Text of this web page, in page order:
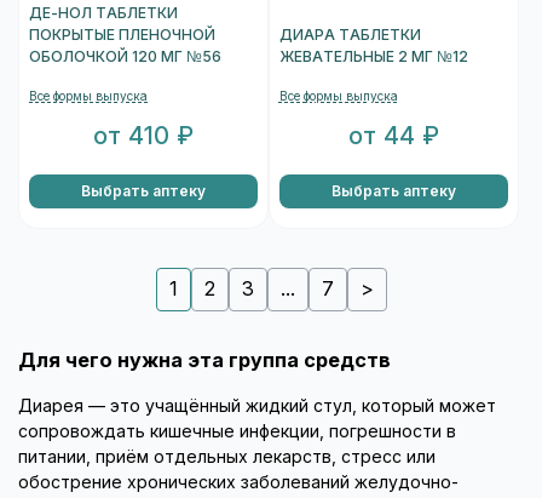
ДЕ-НОЛ ТАБЛЕТКИ
ПОКРЫТЫЕ ПЛЕНОЧНОЙ
ОБОЛОЧКОЙ 120 МГ №56
Все формы выпуска
от 410 ₽
Выбрать аптеку
ДИАРА ТАБЛЕТКИ
ЖЕВАТЕЛЬНЫЕ 2 МГ №12
Все формы выпуска
от 44 ₽
Выбрать аптеку
1 2 3 ... 7 >
Для чего нужна эта группа средств
Диарея — это учащённый жидкий стул, который может
сопровождать кишечные инфекции, погрешности в
питании, приём отдельных лекарств, стресс или
обострение хронических заболеваний желудочно-